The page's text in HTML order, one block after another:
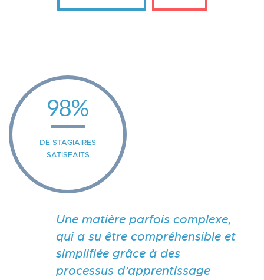
98%
DE STAGIAIRES
SATISFAITS
Une matière parfois complexe,
qui a su être compréhensible et
simplifiée grâce à des
processus d’apprentissage